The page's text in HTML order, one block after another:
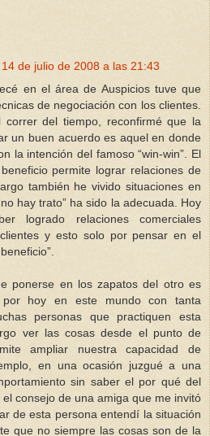
14 de julio de 2008 a las 21:43
en el área de Auspicios tuve que
de negociación con los clientes.
correr del tiempo, reconfirmé que la
un buen acuerdo es aquel en donde
la intención del famoso “win-win”. El
permite lograr relaciones de
también he vivido situaciones en
hay trato” ha sido la adecuada. Hoy
logrado relaciones comerciales
y esto solo por pensar en el
ponerse en los zapatos del otro es
por hoy en este mundo con tanta
personas que practiquen esta
ver las cosas desde el punto de
ampliar nuestra capacidad de
en una ocasión juzgué a una
sin saber el por qué del
consejo de una amiga que me invitó
de esta persona entendí la situación
que no siempre las cosas son de la